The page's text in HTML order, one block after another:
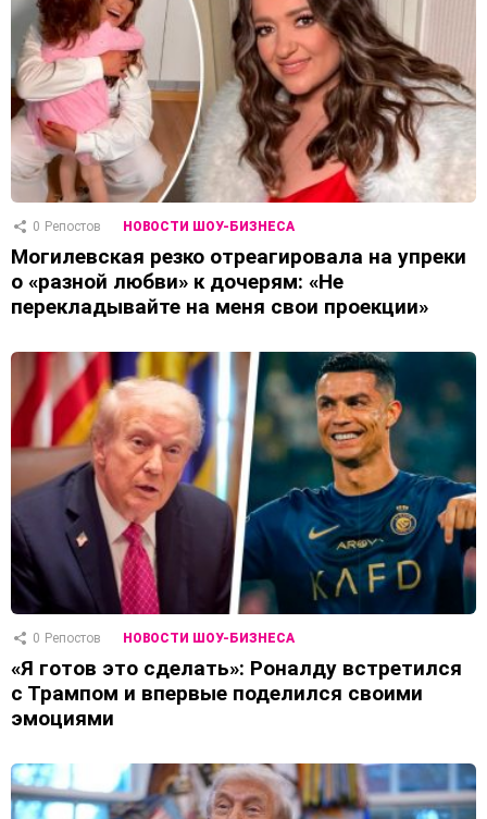
0 Репостов НОВОСТИ ШОУ-БИЗНЕСА
Могилевская резко отреагировала на упреки
о «разной любви» к дочерям: «Не
перекладывайте на меня свои проекции»
0 Репостов НОВОСТИ ШОУ-БИЗНЕСА
«Я готов это сделать»: Роналду встретился
с Трампом и впервые поделился своими
эмоциями